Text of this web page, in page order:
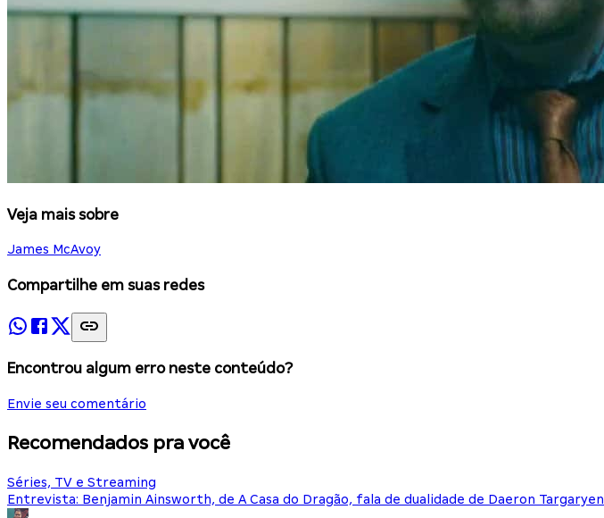
Veja mais sobre
James McAvoy
Compartilhe em suas redes
Encontrou algum erro neste conteúdo?
Envie seu comentário
Recomendados pra você
Séries, TV e Streaming
Entrevista: Benjamin Ainsworth, de A Casa do Dragão, fala de dualidade de Daeron Targaryen